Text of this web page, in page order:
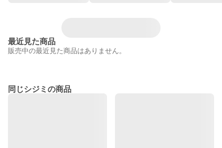
最近見た商品
販売中の最近見た商品はありません。
同じシジミの商品